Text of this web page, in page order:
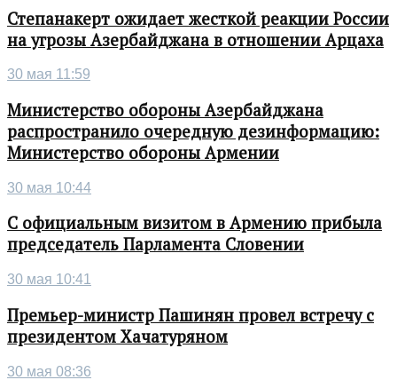
Степанакерт ожидает жесткой реакции России
на угрозы Азербайджана в отношении Арцаха
30 мая 11:59
Министерство обороны Азербайджана
распространило очередную дезинформацию:
Министерство обороны Армении
30 мая 10:44
С официальным визитом в Армению прибыла
председатель Парламента Словении
30 мая 10:41
Премьер-министр Пашинян провел встречу с
президентом Хачатуряном
30 мая 08:36